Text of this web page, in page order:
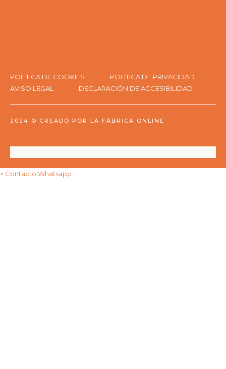
POLÍTICA DE COOKIES
POLÍTICA DE PRIVACIDAD
AVISO LEGAL
DECLARACIÓN DE ACCESIBILIDAD
2024 © CREADO POR LA FÁBRICA ONLINE
× Contacto Whatsapp